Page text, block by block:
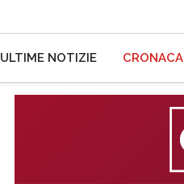
ULTIME NOTIZIE CRONACA